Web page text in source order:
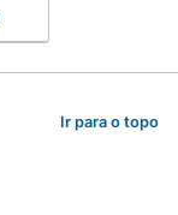
Ir para o topo